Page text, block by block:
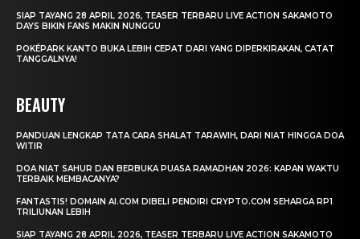
SIAP TAYANG 28 APRIL 2026, TEASER TERBARU LIVE ACTION SAKAMOTO
DAYS BIKIN FANS MAKIN NUNGGU
POKÉPARK KANTO BUKA LEBIH CEPAT DARI YANG DIPERKIRAKAN, CATAT
TANGGALNYA!
BEAUTY
PANDUAN LENGKAP TATA CARA SHALAT TARAWIH, DARI NIAT HINGGA DOA
WITIR
DOA NIAT SAHUR DAN BERBUKA PUASA RAMADHAN 2026: KAPAN WAKTU
TERBAIK MEMBACANYA?
FANTASTIS! DOMAIN AI.COM DIBELI PENDIRI CRYPTO.COM SEHARGA RP1
TRILIUNAN LEBIH
SIAP TAYANG 28 APRIL 2026, TEASER TERBARU LIVE ACTION SAKAMOTO